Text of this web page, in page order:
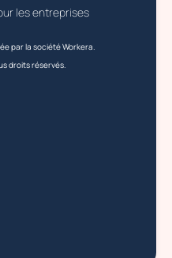
les entreprises
par la société Workera.
droits réservés.